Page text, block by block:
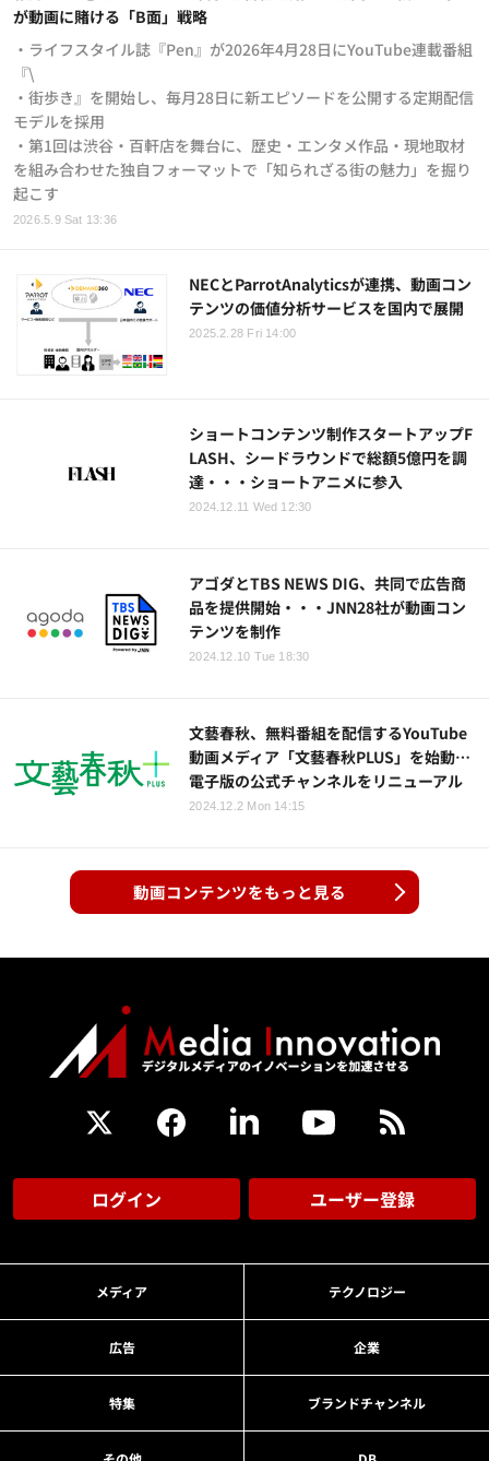
2026.5.9 Sat 13:36
が動画に賭ける「B面」戦略
・ライフスタイル誌『Pen』が2026年4月28日にYouTube連載番組
『\
・街歩き』を開始し、毎月28日に新エピソードを公開する定期配信
モデルを採用
・第1回は渋谷・百軒店を舞台に、歴史・エンタメ作品・現地取材
を組み合わせた独自フォーマットで「知られざる街の魅力」を掘り
起こす
NECとParrotAnalyticsが連携、動画コン
テンツの価値分析サービスを国内で展開
2025.2.28 Fri 14:00
ショートコンテンツ制作スタートアップF
LASH、シードラウンドで総額5億円を調
達・・・ショートアニメに参入
2024.12.11 Wed 12:30
アゴダとTBS NEWS DIG、共同で広告商
品を提供開始・・・JNN28社が動画コン
テンツを制作
2024.12.10 Tue 18:30
文藝春秋、無料番組を配信するYouTube
動画メディア「文藝春秋PLUS」を始動…
電子版の公式チャンネルをリニューアル
2024.12.2 Mon 14:15
動画コンテンツをもっと見る
ログイン ユーザー登録
メディア テクノロジー
広告 企業
特集 ブランドチャンネル